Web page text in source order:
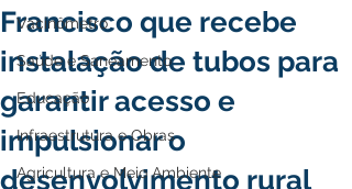
Vacinômetro
Saúde e Saneamento
Educação
Infraestrutura e Obras
Agricultura e Meio Ambiente
Francisco que recebe
instalação de tubos para
garantir acesso e
impulsionar o
desenvolvimento rural